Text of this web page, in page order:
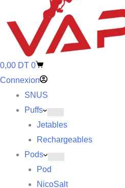
0,00 DT 0
Connexion
SNUS
Puffs
Jetables
Rechargeables
Pods
Pod
NicoSalt